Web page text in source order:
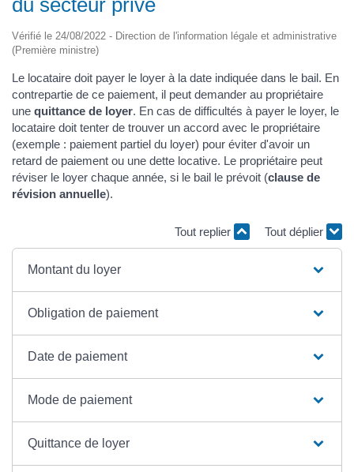
du secteur privé
Vérifié le 24/08/2022 - Direction de l'information légale et administrative
(Première ministre)
Le locataire doit payer le loyer à la date indiquée dans le bail. En
contrepartie de ce paiement, il peut demander au propriétaire
une quittance de loyer. En cas de difficultés à payer le loyer, le
locataire doit tenter de trouver un accord avec le propriétaire
(exemple : paiement partiel du loyer) pour éviter d'avoir un
retard de paiement ou une dette locative. Le propriétaire peut
réviser le loyer chaque année, si le bail le prévoit (clause de
révision annuelle).
Tout replier Tout déplier
Montant du loyer
Obligation de paiement
Date de paiement
Mode de paiement
Quittance de loyer